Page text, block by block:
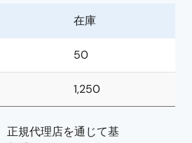
在庫
50
1,250
正規代理店を通じて基